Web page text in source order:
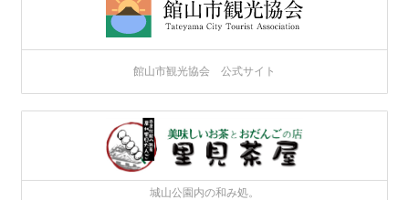
館山市観光協会 公式サイト
城山公園内の和み処。